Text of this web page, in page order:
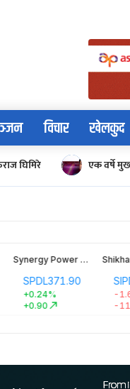
विचार खेलकुद
घिमिरे एक वर्षे